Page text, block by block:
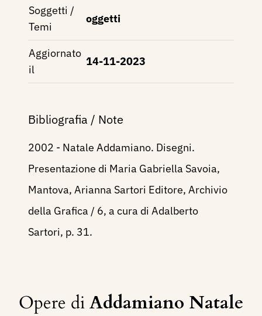
Soggetti /
Temi
oggetti
Aggiornato
il
14-11-2023
Bibliografia / Note
2002 - Natale Addamiano. Disegni.
Presentazione di Maria Gabriella Savoia,
Mantova, Arianna Sartori Editore, Archivio
della Grafica / 6, a cura di Adalberto
Sartori, p. 31.
Opere diAddamiano Natale